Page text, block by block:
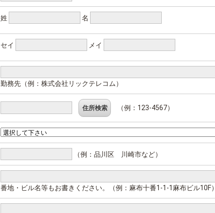
姓 名
セイ メイ
勤務先（例：株式会社リックテレコム）
（例：123-4567）
（例：品川区 川崎市など）
番地・ビル名等もお書きください。（例：麻布十番1-1-1麻布ビル10F）